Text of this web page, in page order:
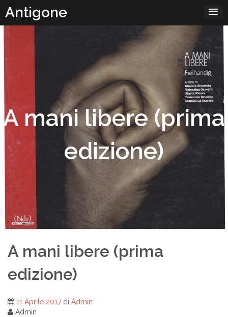
contenuto
Antigone
A mani libere (prima
edizione)
A mani libere (prima
edizione)
11 Aprile 2017di Admin
Admin